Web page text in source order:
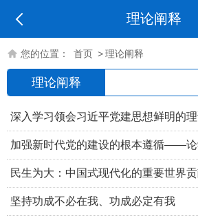
理论阐释
您的位置： 首页 >理论阐释
理论阐释
深入学习领会习近平党建思想鲜明的
加强新时代党的建设的根本遵循——论
近平党建思想
民生为大：中国式现代化的重要世界
坚持功成不必在我、功成必定有我